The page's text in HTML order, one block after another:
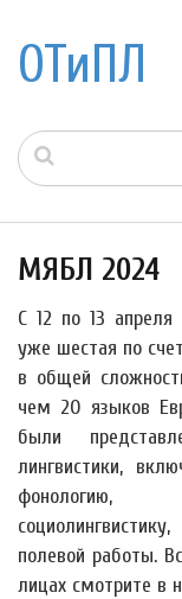
ОТиПЛ
МЯБЛ 2024
С 12 по 13 апреля
уже шестая по
в общей
чем 20 языков
были
лингвистики,
фонологию,
полевой работы.
лицах смотрите в